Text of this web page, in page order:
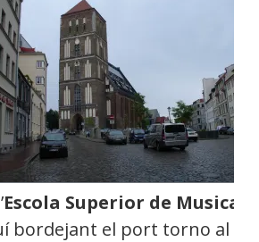
Escola Superior de Musica
bordejant el port torno al